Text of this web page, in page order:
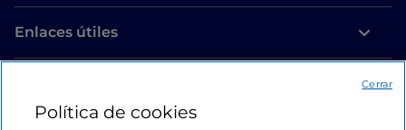
Enlaces útiles
Estamos en contacto
Política de cookies
Cerrar